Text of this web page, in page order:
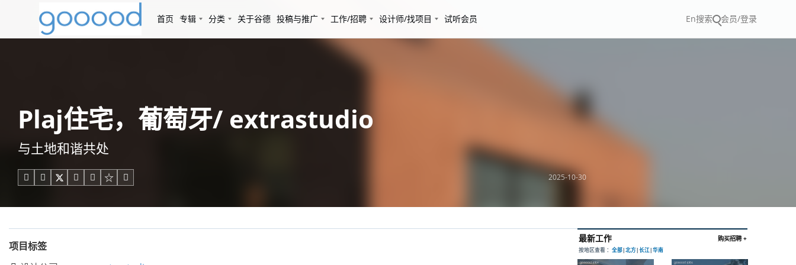
首页 专辑 分类 关于谷德 投稿与推广 工作/招聘 设计师/找项目 试听会员 En搜索 会员/登录
Plaj住宅，葡萄牙/ extrastudio
与土地和谐共处
     2025-10-30
项目标签